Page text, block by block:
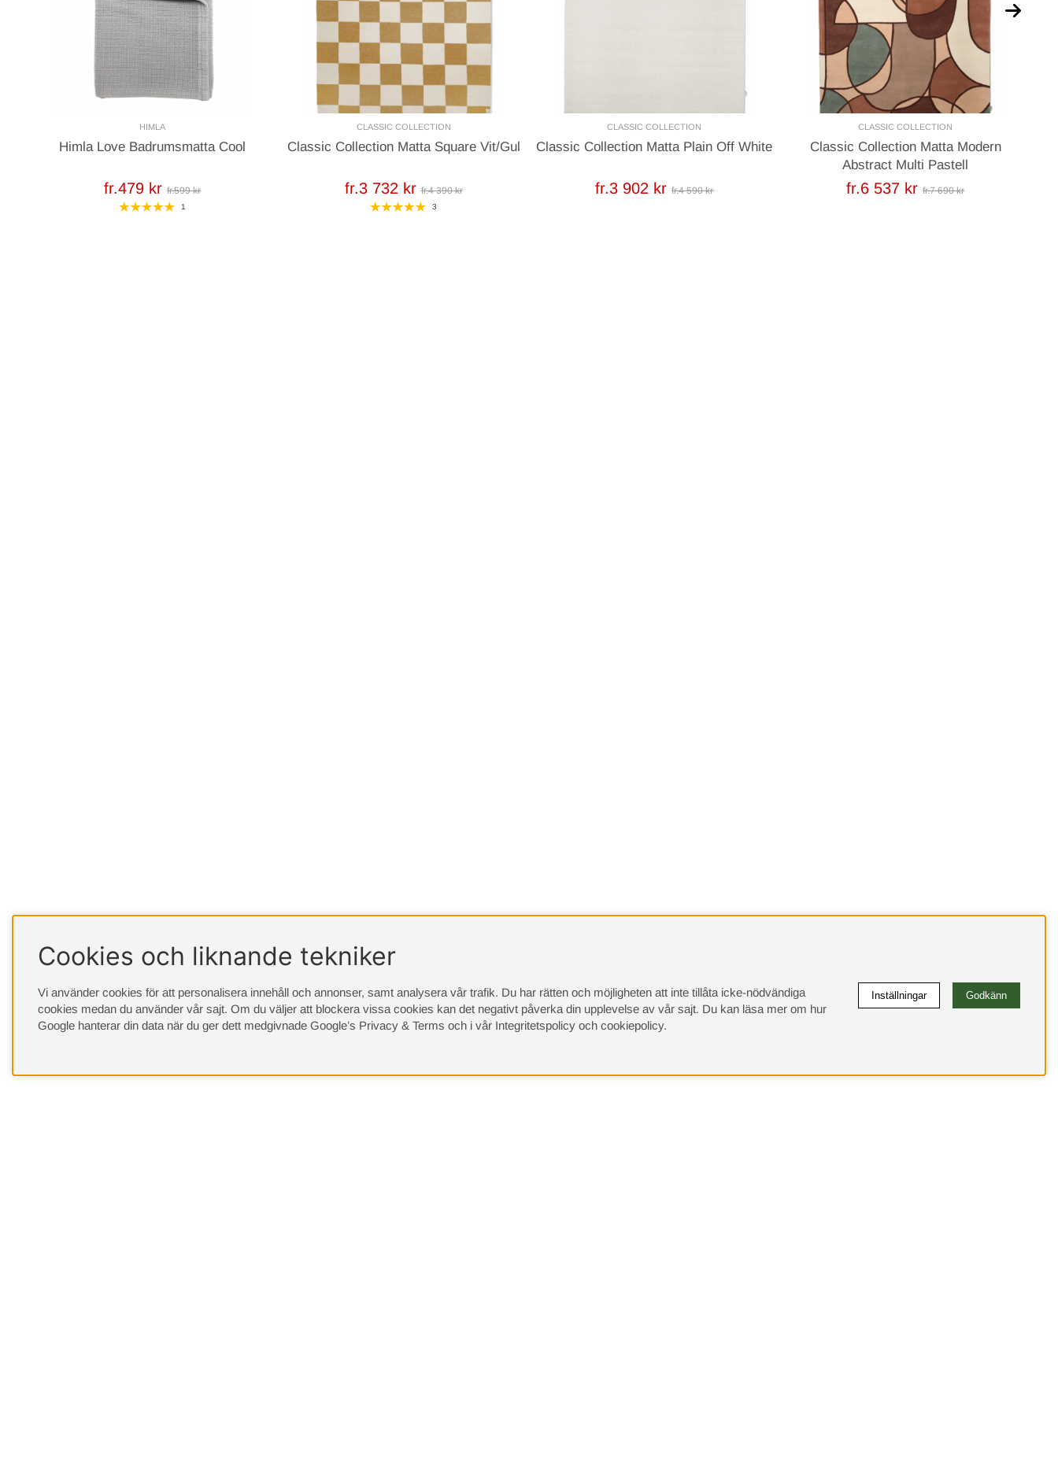
HIMLA
Himla Love Badrumsmatta Cool
fr.479 kr fr.599 kr
1
CLASSIC COLLECTION
Classic Collection Matta Square Vit/Gul
fr.3 732 kr fr.4 390 kr
3
CLASSIC COLLECTION
Classic Collection Matta Plain Off White
fr.3 902 kr fr.4 590 kr
CLASSIC COLLECTION
Classic Collection Matta Modern
Abstract Multi Pastell
fr.6 537 kr fr.7 690 kr
Cookies och liknande tekniker
Vi använder cookies för att personalisera innehåll och annonser, samt analysera vår trafik. Du har rätten och möjligheten att inte tillåta icke-nödvändiga
cookies medan du använder vår sajt. Om du väljer att blockera vissa cookies kan det negativt påverka din upplevelse av vår sajt. Du kan läsa mer om hur
Google hanterar din data när du ger dett medgivnade Google’s Privacy & Terms och i vår Integritetspolicy och cookiepolicy.
Inställningar Godkänn